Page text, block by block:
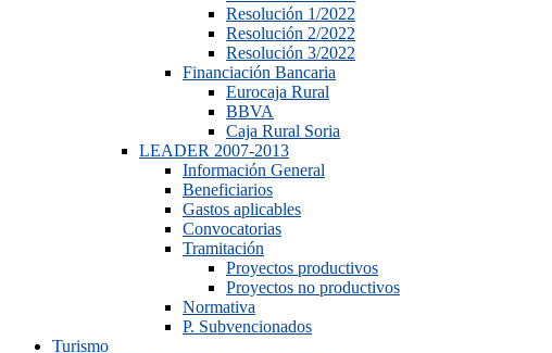
Resolución 1/2022
Resolución 2/2022
Resolución 3/2022
Financiación Bancaria
Eurocaja Rural
BBVA
Caja Rural Soria
LEADER 2007-2013
Información General
Beneficiarios
Gastos aplicables
Convocatorias
Tramitación
Proyectos productivos
Proyectos no productivos
Normativa
P. Subvencionados
Turismo